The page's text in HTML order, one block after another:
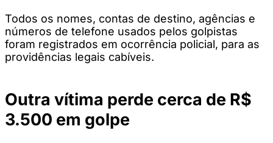
Todos os nomes, contas de destino, agências e
números de telefone usados pelos golpistas
foram registrados em ocorrência policial, para as
providências legais cabíveis.
Outra vítima perde cerca de R$
3.500 em golpe